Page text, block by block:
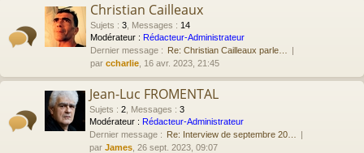
Christian Cailleaux
Sujets : 3 Messages : 14
Modérateur : Rédacteur-Administrateur
Dernier message : Re: Christian Cailleaux parle…
par ccharlie , 16 avr. 2023, 21:45
Jean-Luc FROMENTAL
Sujets : 2 Messages : 3
Modérateur : Rédacteur-Administrateur
Dernier message : Re: Interview de septembre 20…
par James , 26 sept. 2023, 09:07